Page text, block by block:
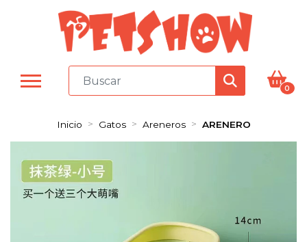
0
Inicio Gatos Areneros ARENERO